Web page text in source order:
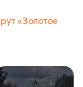
«Золотое